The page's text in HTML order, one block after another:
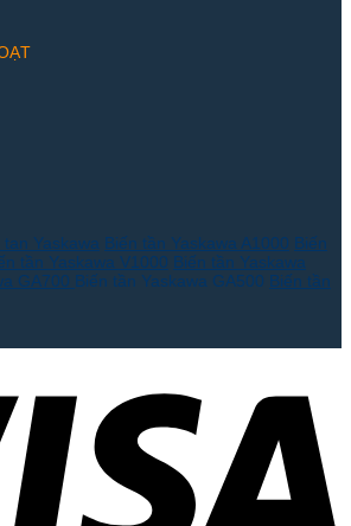
tan Yaskawa Biến tần Yaskawa A1000 Biến
tần Yaskawa V1000 Biến tần Yaskawa
GA700 Biến tần Yaskawa GA500 Biến tần